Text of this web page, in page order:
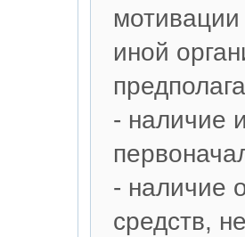
иной
- наличие
- наличие
средств,